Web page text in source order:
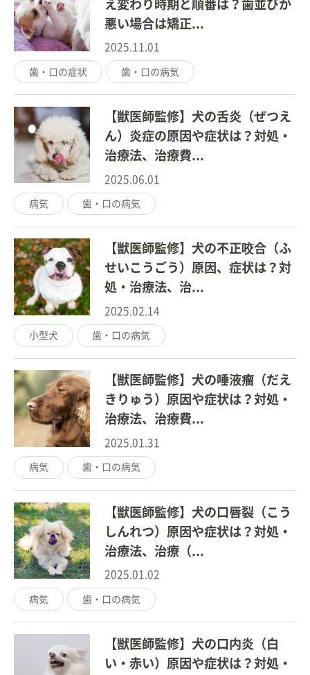
え変わり時期と順番は？歯並びが
悪い場合は矯正...
2025.11.01
歯・口の症状 歯・口の病気
【獣医師監修】犬の舌炎（ぜつえ
ん）炎症の原因や症状は？対処・
治療法、治療費...
2025.06.01
病気 歯・口の病気
【獣医師監修】犬の不正咬合（ふ
せいこうごう）原因、症状は？対
処・治療法、治...
2025.02.14
小型犬 歯・口の病気
【獣医師監修】犬の唾液瘤（だえ
きりゅう）原因や症状は？対処・
治療法、治療費...
2025.01.31
病気 歯・口の病気
【獣医師監修】犬の口唇裂（こう
しんれつ）原因や症状は？対処・
治療法、治療（...
2025.01.02
病気 歯・口の病気
【獣医師監修】犬の口内炎（白
い・赤い）原因や症状は？対処・